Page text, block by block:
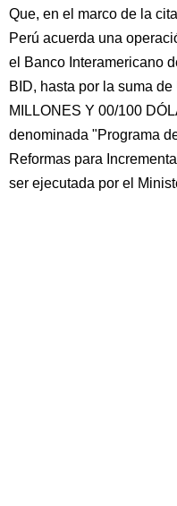
Que, en el marco de la
Perú acuerda una
el Banco Interamericano
BID, hasta por la suma
MILLONES Y 00/100
denominada "Programa
Reformas para
ser ejecutada por el